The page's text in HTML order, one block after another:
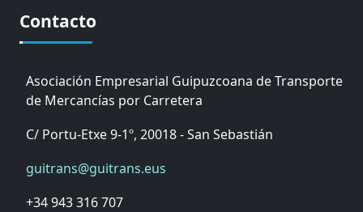
Contacto
Asociación Empresarial Guipuzcoana de Transporte
de Mercancías por Carretera
C/ Portu-Etxe 9-1º, 20018 - San Sebastián
guitrans@guitrans.eus
+34 943 316 707